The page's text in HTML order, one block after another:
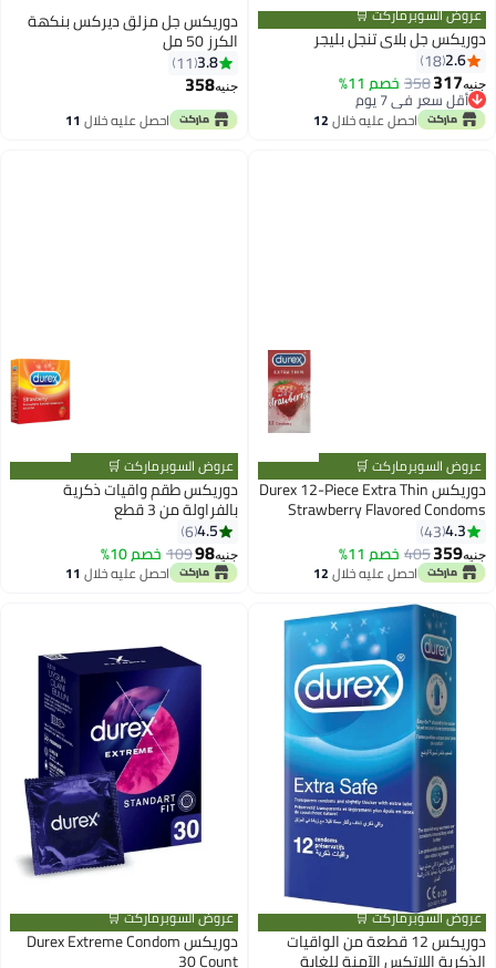
عروض السوبرماركت 🛒
دوريكس جل بلاي تنجل بليجر
2.6
18
جنيه317
358 خصم 11%
أقل سعر في 7 يوم
أقل سعر في 7 يوماحصل عليه خلال12
دوريكس جل مزلق ديركس بنكهة
الكرز 50 مل
3.8
11
جنيه358
احصل عليه خلال 11
عروض السوبرماركت 🛒
دوريكس Durex 12-Piece Extra Thin
Strawberry Flavored Condoms
4.3
43
جنيه359
405 خصم 11%
احصل عليه خلال12
اغسطس
عروض السوبرماركت 🛒
دوريكس طقم واقيات ذكرية
بالفراولة من 3 قطع
4.5
6
جنيه98
109 خصم 10%
احصل عليه خلال 11
اغسطس
عروض السوبرماركت 🛒
دوريكس 12 قطعة من الواقيات
الذكرية اللاتكس الآمنة للغاية
عروض السوبرماركت 🛒
دوريكس Durex Extreme Condom
30 Count